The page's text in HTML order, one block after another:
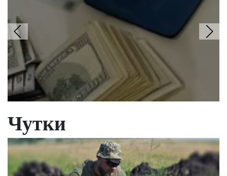
Чутки